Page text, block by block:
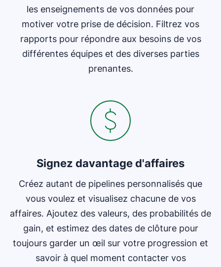
les enseignements de vos données pour
motiver votre prise de décision. Filtrez vos
rapports pour répondre aux besoins de vos
différentes équipes et des diverses parties
prenantes.
Signez davantage d'affaires
Créez autant de pipelines personnalisés que
vous voulez et visualisez chacune de vos
affaires. Ajoutez des valeurs, des probabilités de
gain, et estimez des dates de clôture pour
toujours garder un œil sur votre progression et
savoir à quel moment contacter vos